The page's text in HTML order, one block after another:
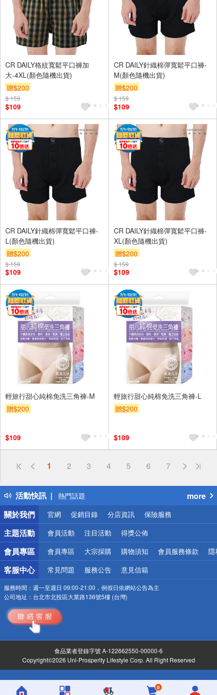
CR DAILY格紋寬鬆平口褲加
大-4XL(顏色隨機出貨)
贈$200
$ 159
$109
CR DAILY針織棉彈寬鬆平口褲-
M(顏色隨機出貨)
贈$200
$ 159
$109
CR DAILY針織棉彈寬鬆平口褲-
L(顏色隨機出貨)
贈$200
$ 159
$109
CR DAILY針織棉彈寬鬆平口褲-
XL(顏色隨機出貨)
贈$200
$ 159
$109
輕旅行甜心純棉免洗三角褲-M
贈$200
$109
輕旅行甜心純棉免洗三角褲-L
贈$200
$109
1 2 3 4 5 6 7
活動快訊
偏遠地區配送
得獎公告
熱門話題
銀行優惠
偏遠地區配送
詐騙網頁！請小心！
more
關於我們
官網 促銷目錄 分店資訊 保險服務
主題活動 會員活動 注目活動 得獎公佈
會員專區 會員專區 大宗採購 購物須知 會員服務條款 隱
客服中心 常見問題 服務公告 意見信箱
服務時間： 週一至週日 09:00-21:00，例假日依網站公告為主
公司地址： 台北市北投區大業路136號5樓 (台灣)
食品業者登錄字號 A-122662550-00000-6
Copyright©2026 Uni-Prosperity Lifestyle Corp. All Right Reserved
0